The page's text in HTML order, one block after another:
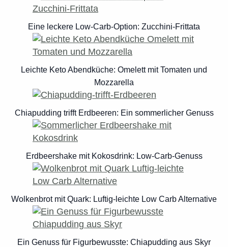
Eine leckere Low-Carb-Option: Zucchini-Frittata
Leichte Keto Abendküche: Omelett mit Tomaten und
Mozzarella
Chiapudding trifft Erdbeeren: Ein sommerlicher Genuss
Erdbeershake mit Kokosdrink: Low-Carb-Genuss
Wolkenbrot mit Quark: Luftig-leichte Low Carb Alternative
Ein Genuss für Figurbewusste: Chiapudding aus Skyr